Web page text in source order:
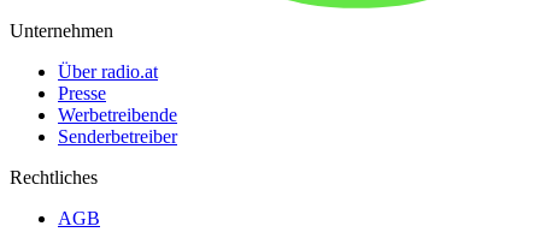
Unternehmen
Über radio.at
Presse
Werbetreibende
Senderbetreiber
Rechtliches
AGB